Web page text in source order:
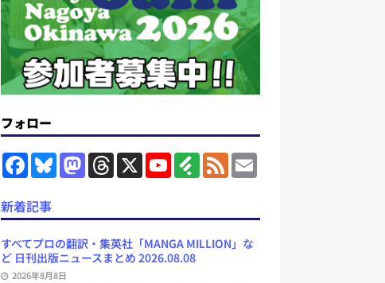
フォロー
F
a
e
b
o
o
k
B
l
k
y
M
a
d
o
n
T
h
d
s
X
Y
o
b
e
C
h
F
e
y
F
e
E
m
新着記事
すべてプロの翻訳・集英社「MANGA MILLION」な
ど 日刊出版ニュースまとめ 2026.08.08
2026年8月8日